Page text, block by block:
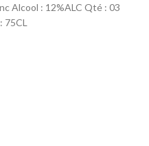
Alcool : 12%ALC Qté : 03
75CL